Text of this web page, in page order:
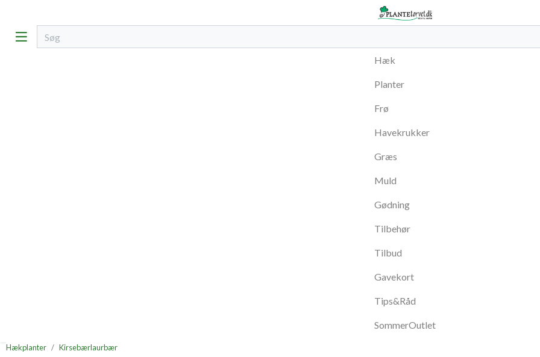
Hæk
Planter
Frø
Havekrukker
Græs
Muld
Gødning
Tilbehør
Tilbud
Gavekort
Tips&Råd
SommerOutlet
Hækplanter Kirsebærlaurbær